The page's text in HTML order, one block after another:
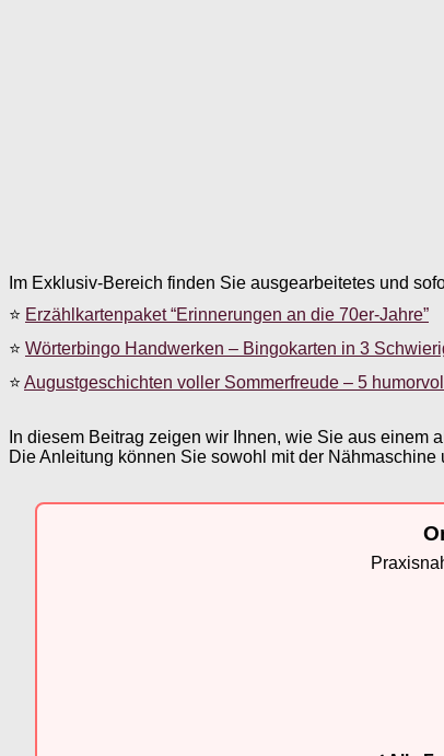
Im Exklusiv-Bereich finden Sie ausgearbeitetes und
⭐ Erzählkartenpaket “Erinnerungen an die 70er-Jahre”
⭐ Wörterbingo Handwerken – Bingokarten in 3
⭐ Augustgeschichten voller Sommerfreude – 5
In diesem Beitrag zeigen wir Ihnen, wie Sie aus einem
Die Anleitung können Sie sowohl mit der